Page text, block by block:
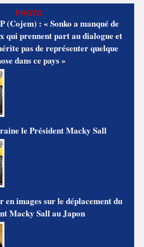
PHOTO
: « Sonko a manqué de
qui prennent part au dialogue et
pas de représenter quelque
dans ce pays »
le Président Macky Sall
en images sur le déplacement du
Macky Sall au Japon